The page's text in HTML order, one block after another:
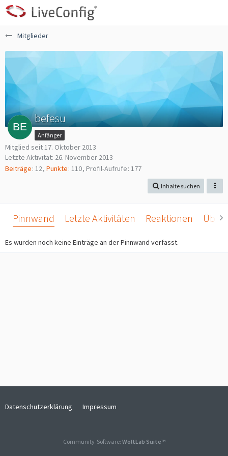
Mitglieder
befesu
Anfänger
Mitglied seit 17. Oktober 2013
Letzte Aktivität: 26. November 2013
Beiträge 12 Punkte 110 Profil-Aufrufe 177
Inhalte suchen
Pinnwand Letzte Aktivitäten Reaktionen Über
Es wurden noch keine Einträge an der Pinnwand verfasst.
Datenschutzerklärung Impressum
Community-Software: WoltLab Suite™